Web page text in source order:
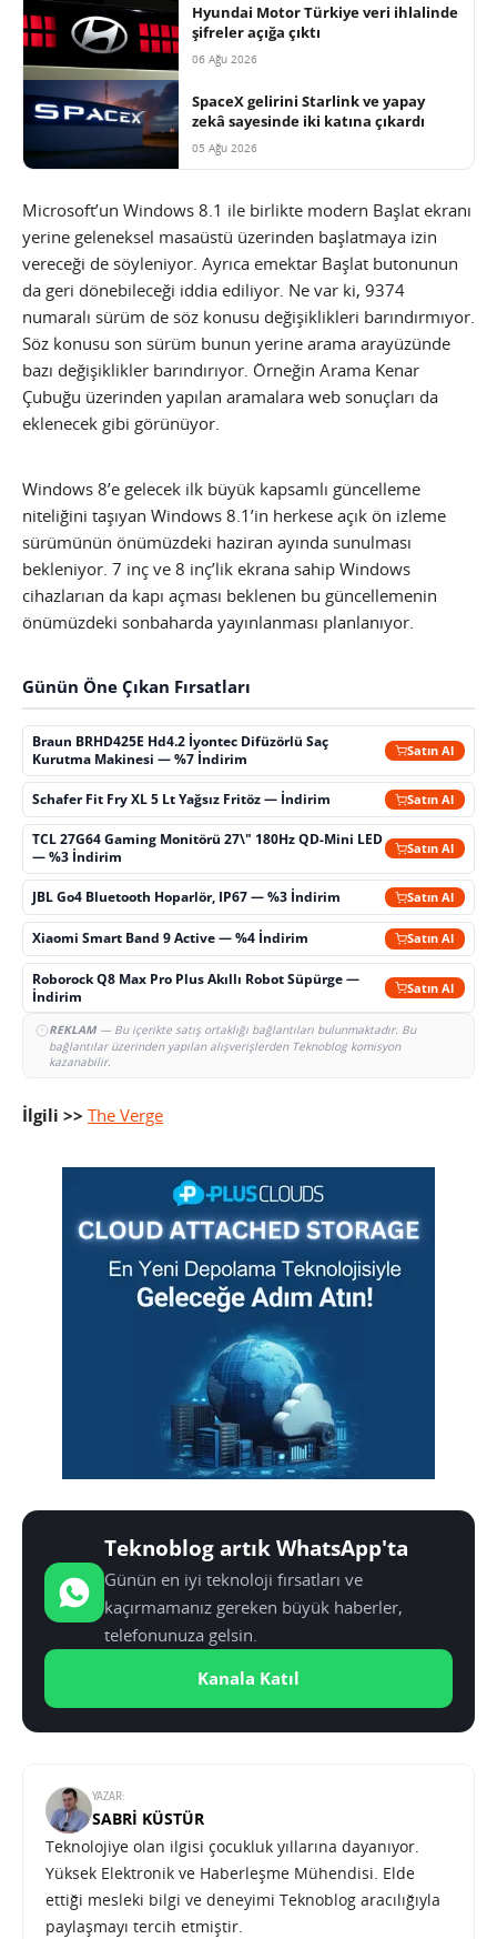
Hyundai Motor Türkiye veri ihlalinde
şifreler açığa çıktı
06 Ağu 2026
SpaceX gelirini Starlink ve yapay
zekâ sayesinde iki katına çıkardı
05 Ağu 2026
Microsoft’un Windows 8.1 ile birlikte modern Başlat ekranı
yerine geleneksel masaüstü üzerinden başlatmaya izin
vereceği de söyleniyor. Ayrıca emektar Başlat butonunun
da geri dönebileceği iddia ediliyor. Ne var ki, 9374
numaralı sürüm de söz konusu değişiklikleri barındırmıyor.
Söz konusu son sürüm bunun yerine arama arayüzünde
bazı değişiklikler barındırıyor. Örneğin Arama Kenar
Çubuğu üzerinden yapılan aramalara web sonuçları da
eklenecek gibi görünüyor.
Windows 8’e gelecek ilk büyük kapsamlı güncelleme
niteliğini taşıyan Windows 8.1’in herkese açık ön izleme
sürümünün önümüzdeki haziran ayında sunulması
bekleniyor. 7 inç ve 8 inç’lik ekrana sahip Windows
cihazlarıan da kapı açması beklenen bu güncellemenin
önümüzdeki sonbaharda yayınlanması planlanıyor.
Günün Öne Çıkan Fırsatları
Braun BRHD425E Hd4.2 İyontec Difüzörlü Saç
Kurutma Makinesi — %7 İndirim
Satın Al
Schafer Fit Fry XL 5 Lt Yağsız Fritöz — İndirim Satın Al
TCL 27G64 Gaming Monitörü 27\" 180Hz QD-Mini LED
— %3 İndirim
Satın Al
JBL Go4 Bluetooth Hoparlör, IP67 — %3 İndirim Satın Al
Xiaomi Smart Band 9 Active — %4 İndirim Satın Al
Roborock Q8 Max Pro Plus Akıllı Robot Süpürge —
İndirim
Satın Al
REKLAM— Bu içerikte satış ortaklığı bağlantıları bulunmaktadır. Bu
bağlantılar üzerinden yapılan alışverişlerden Teknoblog komisyon
kazanabilir.
İlgili >> The Verge
Teknoblog artık WhatsApp'ta
Günün en iyi teknoloji fırsatları ve
kaçırmamanız gereken büyük haberler,
telefonunuza gelsin.
Kanala Katıl
YAZAR:
SABRI KÜSTÜR
Teknolojiye olan ilgisi çocukluk yıllarına dayanıyor.
Yüksek Elektronik ve Haberleşme Mühendisi. Elde
ettiği mesleki bilgi ve deneyimi Teknoblog aracılığıyla
paylaşmayı tercih etmiştir.